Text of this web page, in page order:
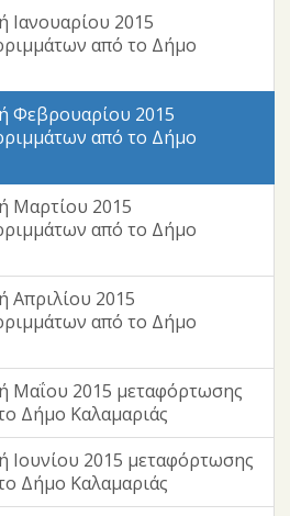
Ιανουαρίου 2015
από το Δήμο
Φεβρουαρίου 2015
από το Δήμο
Μαρτίου 2015
από το Δήμο
Απριλίου 2015
από το Δήμο
Μαΐου 2015 μεταφόρτωσης
Δήμο Καλαμαριάς
Ιουνίου 2015 μεταφόρτωσης
Δήμο Καλαμαριάς